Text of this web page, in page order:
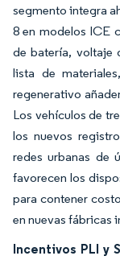
segmento integra
8 en modelos ICE
de batería, voltaje
lista de
regenerativo
Los vehículos de
los nuevos
redes urbanas de
favorecen los
para contener
en nuevas fábricas
Incentivos PLI y